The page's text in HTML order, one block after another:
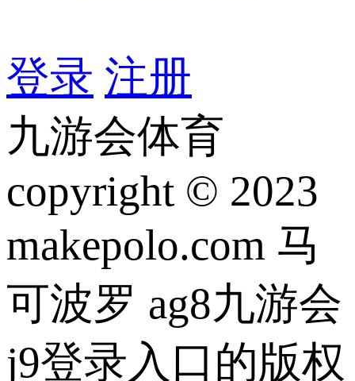
登录 注册
九游会体育
copyright © 2023
makepolo.com 马
可波罗 ag8九游会
j9登录入口的版权